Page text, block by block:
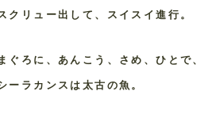
クリュー出して、スイスイ進行。
ぐろに、あんこう、さめ、ひとで、
ーラカンスは太古の魚。